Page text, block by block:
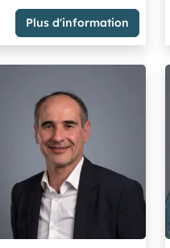
Plus d'information
du Groupe Majorité
- socialistes
rassemblés